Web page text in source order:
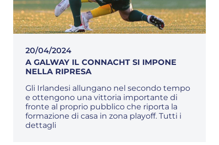
20/04/2024
A GALWAY IL CONNACHT SI IMPONE
NELLA RIPRESA
Gli Irlandesi allungano nel secondo tempo
e ottengono una vittoria importante di
fronte al proprio pubblico che riporta la
formazione di casa in zona playoff. Tutti i
dettagli